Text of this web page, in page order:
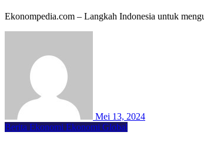
Ekonompedia.com – Langkah Indonesia untuk
Mei 13, 2024
Berita Ekonomi Ekonomi Global